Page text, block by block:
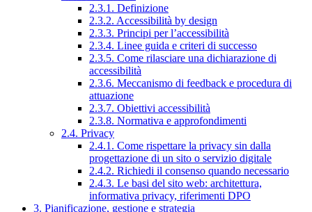
2.3.1. Definizione
2.3.2. Accessibilità by design
2.3.3. Principi per l’accessibilità
2.3.4. Linee guida e criteri di successo
2.3.5. Come rilasciare una dichiarazione di
accessibilità
2.3.6. Meccanismo di feedback e procedura di
attuazione
2.3.7. Obiettivi accessibilità
2.3.8. Normativa e approfondimenti
2.4. Privacy
2.4.1. Come rispettare la privacy sin dalla
progettazione di un sito o servizio digitale
2.4.2. Richiedi il consenso quando necessario
2.4.3. Le basi del sito web: architettura,
informativa privacy, riferimenti DPO
3. Pianificazione, gestione e strategia